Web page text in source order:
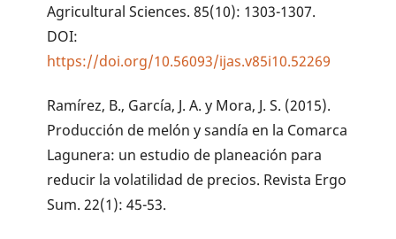
Agricultural Sciences. 85(10): 1303-1307.
DOI:
https://doi.org/10.56093/ijas.v85i10.52269
Ramírez, B., García, J. A. y Mora, J. S. (2015).
Producción de melón y sandía en la Comarca
Lagunera: un estudio de planeación para
reducir la volatilidad de precios. Revista Ergo
Sum. 22(1): 45-53.